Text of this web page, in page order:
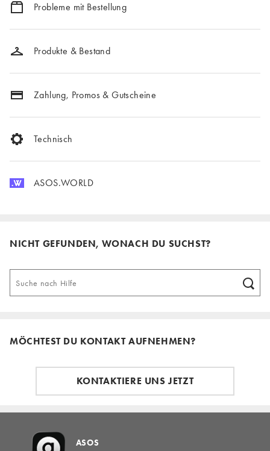
Probleme mit Bestellung
Produkte & Bestand
Zahlung, Promos & Gutscheine
Technisch
ASOS.WORLD
NICHT GEFUNDEN, WONACH DU SUCHST?
MÖCHTEST DU KONTAKT AUFNEHMEN?
KONTAKTIERE UNS JETZT
ASOS